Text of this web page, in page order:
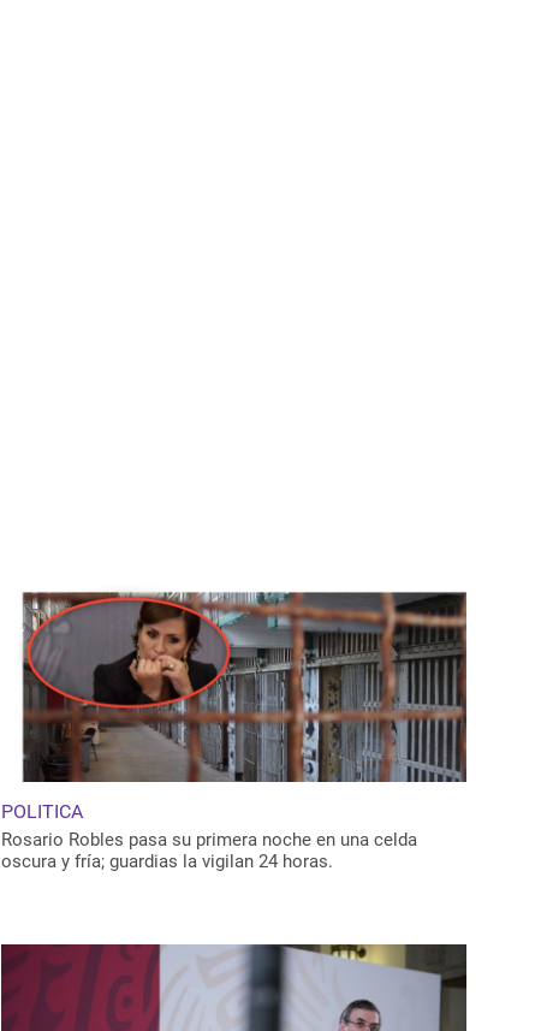
POLITICA
Rosario Robles pasa su primera noche en una celda
oscura y fría; guardias la vigilan 24 horas.